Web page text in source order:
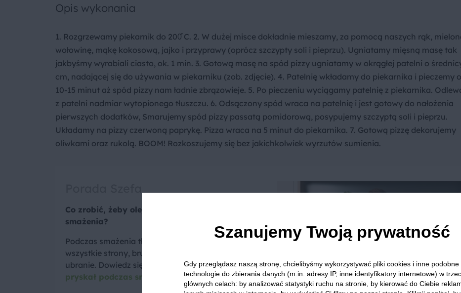
Opis wykonania
1. Rozgrzewamy piekarnik do 200͒ C. 2. W dużej misce dokładnie mieszamy, za pomocą naszych rąk,
wołowinę, mąkę kokosową, jajko i przyprawy (oprócz szczypty soli i pieprzu). Ugniatamy mięsną masę tak
jakbyśmy wyrabiali ciasto, ok. 1 min. 3. Gotową masę na spód pizzy ugniatamy w okrągłej patelni o
cm, nadającej się do używania w piekarniku (zob. zdjęcie). 4. Patelnię wkładamy do piekarnika i pieczemy
10-15 minut aż spód pizzy nam ładnie zbrązowieje. 5. Po pieczeniu wyciągamy patelnię z piekarnika.
z patelni nadmiar wytopionego tłuszczu. 6. Odsączony spód wraca na patelnię i jest gotowy do nałożenia
pierwszych dodatków, Smarujemy spód pizzy passatą pomidorową, posypujemy szczyptą soli i pieprzu.
Układamy na pizzy czerwoną paprykę. Pizza wraca na 5 minut do piekarnika. 7. Gotową pizzę dekorujemy
oliwkami oraz rukolą. BOOM! Rozkoszujemy się bez jakichkolwiek wyrzutów sumienia.
Co zrobić, żeby olej nie pryskał podczas
smażenia?
Podczas smażenia tłuszcz często pryska na
wszystkie strony, brudząc kuchenkę, blat i
ubranie. Dowiedz się co zrobić żebyolej nie
pryskał podczas smażenia
Szanujemy Twoją prywatność
Gdy przeglądasz naszą stronę, chcielibyśmy wykorzystywać pliki cookies i inne podobne
technologie do zbierania danych (m.in. adresy IP, inne identyfikatory internetowe) w
głównych celach: by analizować statystyki ruchu na stronie, by kierować do Ciebie